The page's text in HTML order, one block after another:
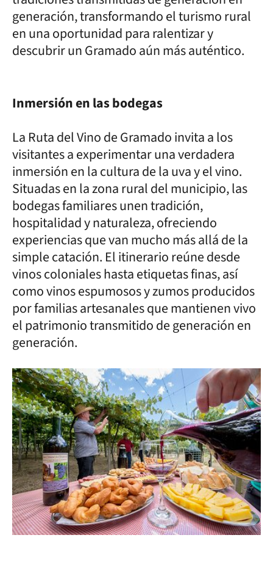
generación, transformando el turismo rural
en una oportunidad para ralentizar y
descubrir un Gramado aún más auténtico.
Inmersión en las bodegas
La Ruta del Vino de Gramado invita a los
visitantes a experimentar una verdadera
inmersión en la cultura de la uva y el vino.
Situadas en la zona rural del municipio, las
bodegas familiares unen tradición,
hospitalidad y naturaleza, ofreciendo
experiencias que van mucho más allá de la
simple catación. El itinerario reúne desde
vinos coloniales hasta etiquetas finas, así
como vinos espumosos y zumos producidos
por familias artesanales que mantienen vivo
el patrimonio transmitido de generación en
generación.